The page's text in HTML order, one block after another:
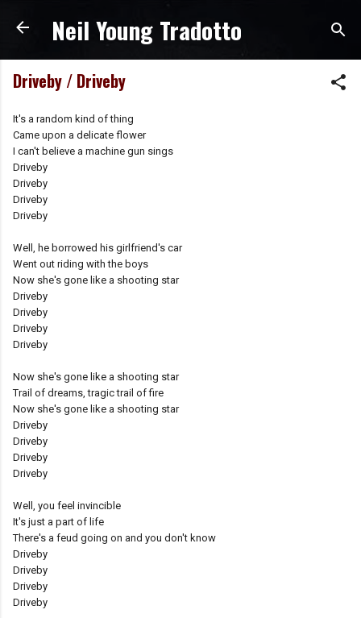
Passa ai contenuti principali
Neil Young Tradotto
Driveby / Driveby
It's a random kind of thing
Came upon a delicate flower
I can't believe a machine gun sings
Driveby
Driveby
Driveby
Driveby
Well, he borrowed his girlfriend's car
Went out riding with the boys
Now she's gone like a shooting star
Driveby
Driveby
Driveby
Driveby
Now she's gone like a shooting star
Trail of dreams, tragic trail of fire
Now she's gone like a shooting star
Driveby
Driveby
Driveby
Driveby
Well, you feel invincible
It's just a part of life
There's a feud going on and you don't know
Driveby
Driveby
Driveby
Driveby